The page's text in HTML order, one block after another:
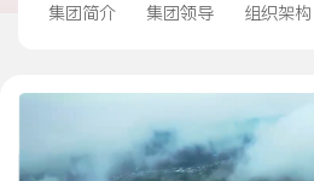
集团简介 集团领导 组织架构